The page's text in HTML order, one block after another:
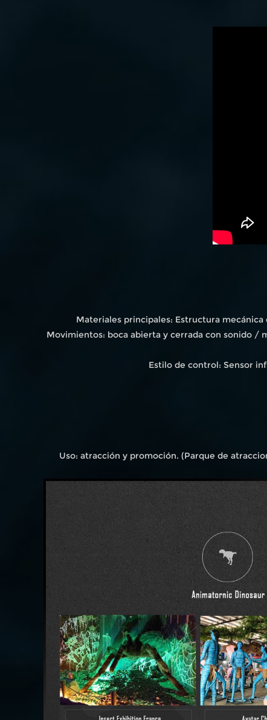
Materiales principales: Estructura
Movimientos: boca abierta y cerrada con sonido /
Estilo de control: Sensor
Uso: atracción y promoción. (Parque de